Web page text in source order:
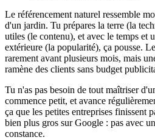
Le référencement naturel ressemble
d'un jardin. Tu prépares la terre (la
utiles (le contenu), et avec le temps et
extérieure (la popularité), ça pousse.
rarement avant plusieurs mois, mais
ramène des clients sans budget
Tu n'as pas besoin de tout maîtriser
commence petit, et avance
ça que les petites entreprises finissent
bien plus gros sur Google : pas avec
constance.